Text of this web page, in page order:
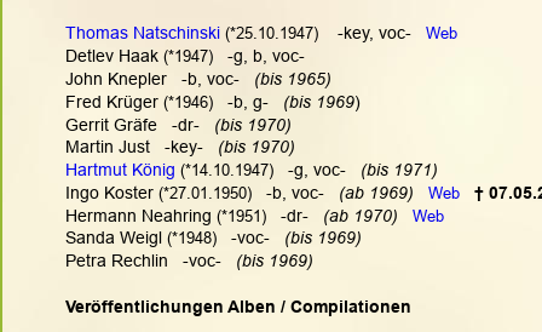
Thomas Natschinski (*25.10.1947)
   -key, voc-
Web
Detlev Haak (*1947)
   -g, b, voc-
John Knepler   -b, voc- (bis 1965)
Fred Krüger (*1946)
   -b, g-
(bis 1969)
Gerrit Gräfe   -dr- (bis 1970)
Martin Just   -key- (bis 1970)
Hartmut König (*14.10.1947)
   -g, voc-
(bis 1971)
Ingo Koster (*27.01.1950)
   -b, voc-
(ab 1969) Web
†
Hermann Neahring (*1951)
   -dr-
(ab 1970) Web
Sanda Weigl (*1948)
   -voc-
(bis 1969)
Petra Rechlin   -voc- (bis 1969)
Veröffentlichungen Alben / Compilationen